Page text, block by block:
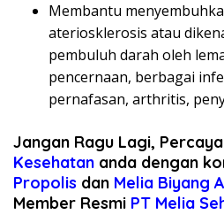
Membantu
ateriosklerosis atau
pembuluh darah oleh
pencernaan, berbagai
pernafasan, arthritis,
Jangan Ragu Lagi,
Kesehatan anda dengan
Propolis dan Melia Biyang
Member Resmi PT Melia